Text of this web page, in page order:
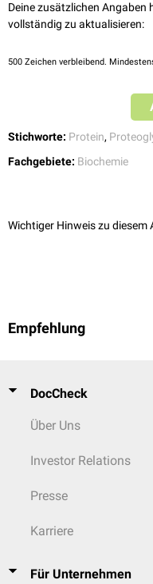
Deine zusätzlichen Angaben
vollständig zu aktualisieren:
500 Zeichen verbleibend.
Stichworte: Protein,
Fachgebiete: Biochemie
Wichtiger Hinweis zu diesem
Empfehlung
DocCheck
Über Uns
Investor Relations
Presse
Karriere
Für Unternehmen